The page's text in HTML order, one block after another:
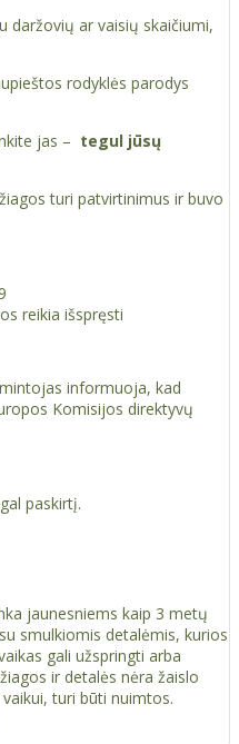
daržovių ar vaisių skaičiumi,
rodyklės parodys
jas – tegul jūsų
turi patvirtinimus ir buvo
reikia išspręsti
informuoja, kad
Komisijos direktyvų
paskirtį.
jaunesniems kaip 3 metų
smulkiomis detalėmis, kurios
gali užspringti arba
ir detalės nėra žaislo
turi būti nuimtos.